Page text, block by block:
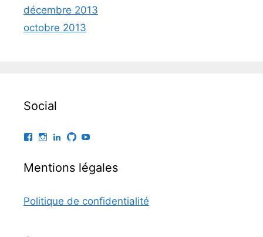
décembre 2013
octobre 2013
Social
Facebook
Instagram
LinkedIn
GitHub
Mentions légales
Politique de confidentialité